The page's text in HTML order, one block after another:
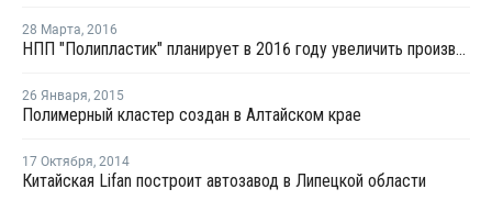
28 Марта, 2016
НПП "Полипластик" планирует в 2016 году увеличить производство ПП композиций до 60 тыс. тонн
26 Января, 2015
Полимерный кластер создан в Алтайском крае
17 Октября, 2014
Китайская Lifan построит автозавод в Липецкой области